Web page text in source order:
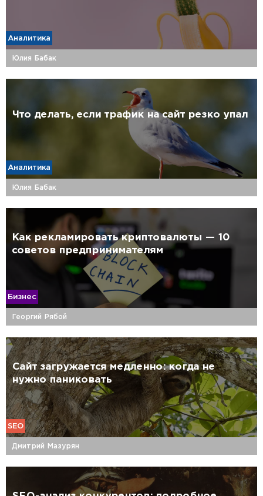
Аналитика
Юлия Бабак
Что делать, если трафик на сайт резко упал
Аналитика
Юлия Бабак
Как рекламировать криптовалюты — 10
советов предпринимателям
Бизнес
Георгий Рябой
Сайт загружается медленно: когда не
нужно паниковать
SEO
Дмитрий Мазурян